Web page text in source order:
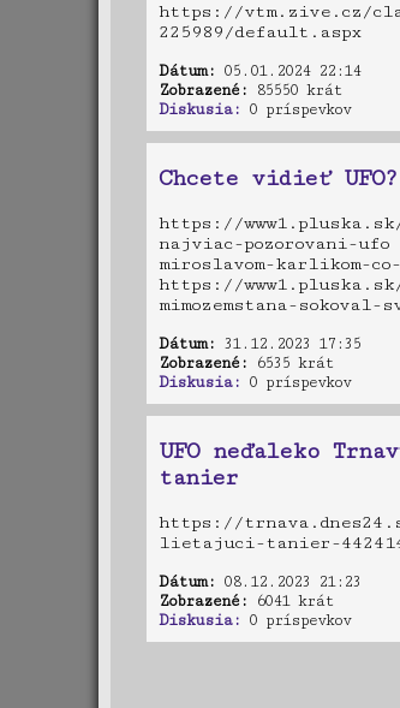
https://vtm.zive.cz/
225989/default.aspx
Dátum: 05.01.2024 22:14
Zobrazené: 85550 krát
Diskusia: 0 príspevkov
Chcete vidieť
https://
najviac-pozorovani-
miroslavom-
https://
mimozemstana-sokoval-
Dátum: 31.12.2023 17:35
Zobrazené: 6535 krát
Diskusia: 0 príspevkov
UFO neďaleko
tanier
https://
lietajuci-tanier-
Dátum: 08.12.2023 21:23
Zobrazené: 6041 krát
Diskusia: 0 príspevkov